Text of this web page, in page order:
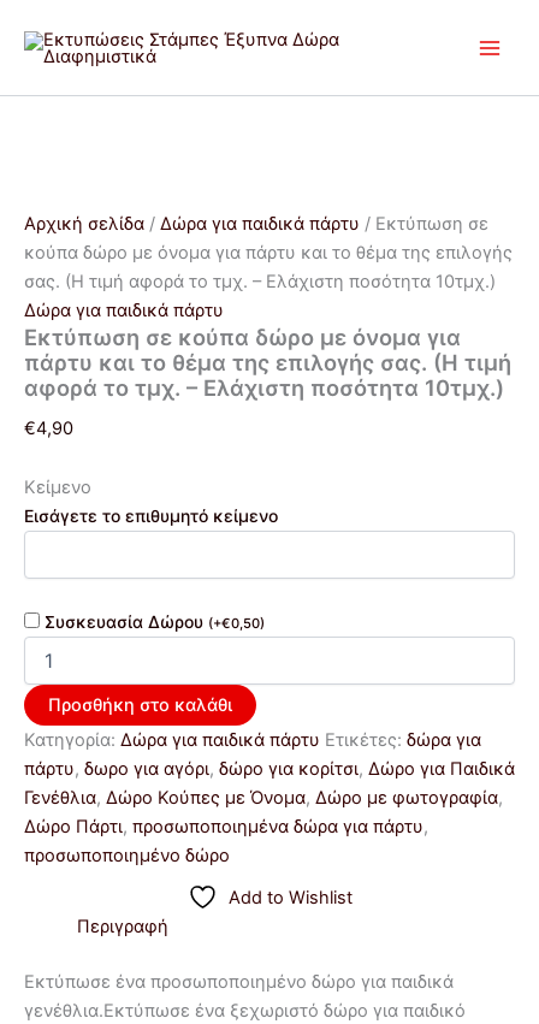
στο
περιεχόμενο
Αρχική σελίδα / Δώρα για παιδικά πάρτυ / Εκτύπωση σε
κούπα δώρο με όνομα για πάρτυ και το θέμα της επιλογής
σας. (Η τιμή αφορά το τμχ. – Ελάχιστη ποσότητα 10τμχ.)
Δώρα για παιδικά πάρτυ
Εκτύπωση σε κούπα δώρο με όνομα για
πάρτυ και το θέμα της επιλογής σας. (Η τιμή
αφορά το τμχ. – Ελάχιστη ποσότητα 10τμχ.)
€4,90
Κείμενο
Εισάγετε το επιθυμητό κείμενο
Συσκευασία Δώρου (+€0,50)
σε
κούπα
το
θέμα
της
επιλογής
σας.
(Η
τιμή
αφορά
το
τμχ.
Ελάχιστη
ποσότητα
10τμχ.)
Προσθήκη στο καλάθι
Κατηγορία: Δώρα για παιδικά πάρτυ Ετικέτες: δώρα για
πάρτυ, δωρο για αγόρι, δώρο για κορίτσι, Δώρο για Παιδικά
Γενέθλια, Δώρο Κούπες με Όνομα, Δώρο με φωτογραφία,
Δώρο Πάρτι, προσωποποιημένα δώρα για πάρτυ,
προσωποποιημένο δώρο
Add to Wishlist
Περιγραφή
Εκτύπωσε ένα προσωποποιημένο δώρο για παιδικά
γενέθλια.Εκτύπωσε ένα ξεχωριστό δώρο για παιδικό
range:
through
το
έχει
επιλογές
μπορούν
να
στη
σελίδα
του
range:
through
το
έχει
επιλογές
μπορούν
να
στη
σελίδα
του